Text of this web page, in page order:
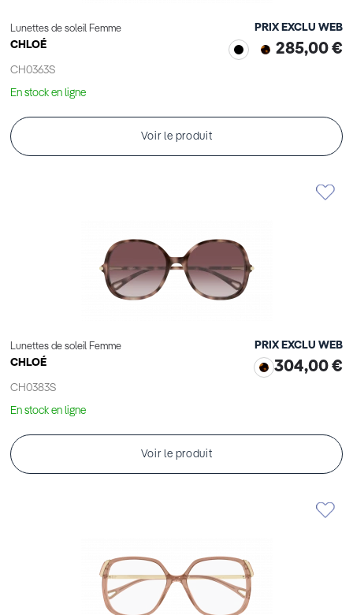
Lunettes de soleil Femme
CHLOÉ
CH0363S
PRIX EXCLU WEB
285,00 €
En stock en ligne
Voir le produit
Lunettes de soleil Femme
CHLOÉ
CH0383S
PRIX EXCLU WEB
304,00 €
En stock en ligne
Voir le produit